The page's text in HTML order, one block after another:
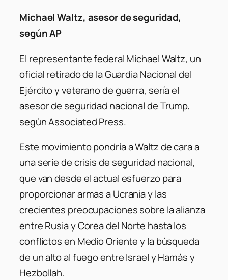
Michael Waltz, asesor de seguridad,
según AP
El representante federal Michael Waltz, un
oficial retirado de la Guardia Nacional del
Ejército y veterano de guerra, sería el
asesor de seguridad nacional de Trump,
según Associated Press.
Este movimiento pondría a Waltz de cara a
una serie de crisis de seguridad nacional,
que van desde el actual esfuerzo para
proporcionar armas a Ucrania y las
crecientes preocupaciones sobre la alianza
entre Rusia y Corea del Norte hasta los
conflictos en Medio Oriente y la búsqueda
de un alto al fuego entre Israel y Hamás y
Hezbollah.